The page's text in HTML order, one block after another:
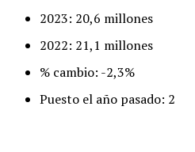
2023: 20,6 millones
2022: 21,1 millones
% cambio: -2,3%
Puesto el año pasado: 2